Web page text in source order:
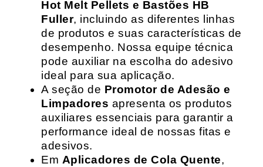
Hot Melt Pellets e Bastões HB
Fuller, incluindo as diferentes linhas
de produtos e suas características de
desempenho. Nossa equipe técnica
pode auxiliar na escolha do adesivo
ideal para sua aplicação.
A seção de Promotor de Adesão e
Limpadores apresenta os produtos
auxiliares essenciais para garantir a
performance ideal de nossas fitas e
adesivos.
Em Aplicadores de Cola Quente,